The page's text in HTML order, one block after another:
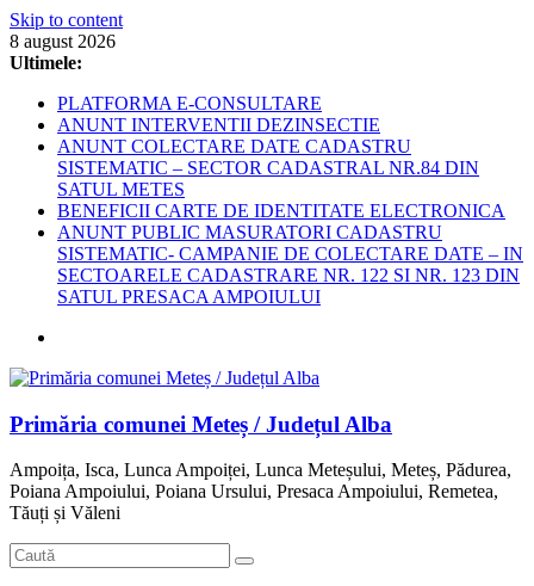
Skip to content
8 august 2026
Ultimele:
PLATFORMA E-CONSULTARE
ANUNT INTERVENTII DEZINSECTIE
ANUNT COLECTARE DATE CADASTRU
SISTEMATIC – SECTOR CADASTRAL NR.84 DIN
SATUL METES
BENEFICII CARTE DE IDENTITATE ELECTRONICA
ANUNT PUBLIC MASURATORI CADASTRU
SISTEMATIC- CAMPANIE DE COLECTARE DATE – IN
SECTOARELE CADASTRARE NR. 122 SI NR. 123 DIN
SATUL PRESACA AMPOIULUI
Primăria comunei Meteș / Județul Alba
Ampoița, Isca, Lunca Ampoiței, Lunca Meteșului, Meteș, Pădurea,
Poiana Ampoiului, Poiana Ursului, Presaca Ampoiului, Remetea,
Tăuți și Văleni